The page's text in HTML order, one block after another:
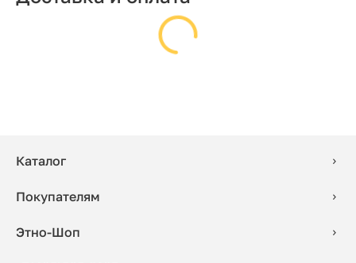
Каталог
Покупателям
Этно-Шоп